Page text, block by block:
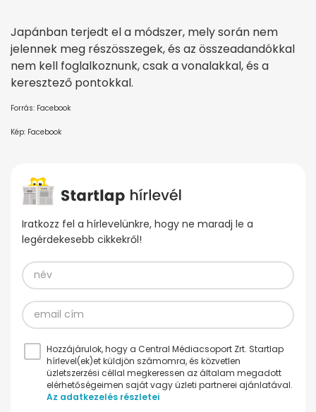
Japánban terjedt el a módszer, mely során nem
jelennek meg részösszegek, és az összeadandókkal
nem kell foglalkoznunk, csak a vonalakkal, és a
keresztező pontokkal.
Forrás: Facebook
Kép: Facebook
Iratkozz fel a hírlevelünkre, hogy ne maradj le a
legérdekesebb cikkekről!
Hozzájárulok, hogy a Central Médiacsoport Zrt. Startlap
hírlevel(ek)et küldjön számomra, és közvetlen
üzletszerzési céllal megkeressen az általam megadott
elérhetőségeimen saját vagy üzleti partnerei ajánlatával.
Az adatkezelés részletei